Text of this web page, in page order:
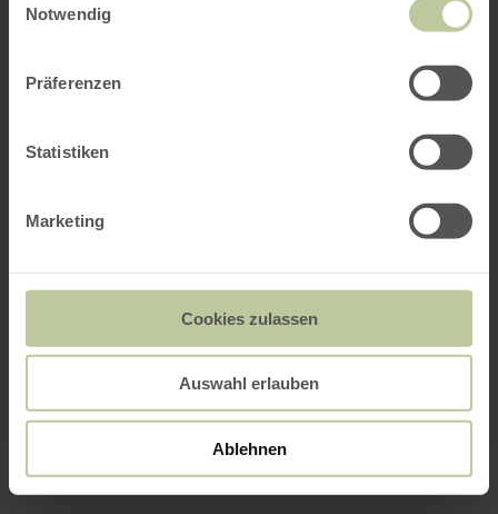
Notwendig
Präferenzen
Statistiken
Marketing
Cookies zulassen
Auswahl erlauben
Ablehnen